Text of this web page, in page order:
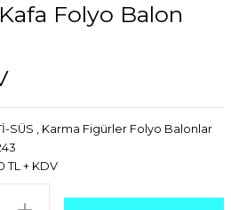
Folyo Balon
SÜS , Karma Figürler Folyo Balonlar
TL + KDV